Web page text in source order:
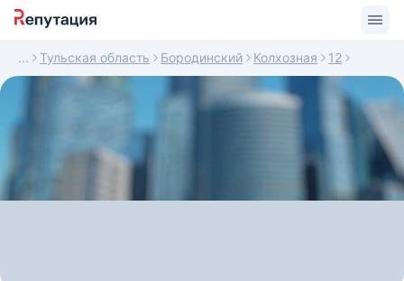
Тульская область Бородинский Колхозная 12